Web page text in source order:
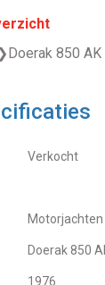
❯ Doerak 850 AK
Verkocht
Doerak 850
1976